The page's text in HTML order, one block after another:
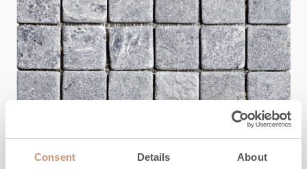
Consent Details About